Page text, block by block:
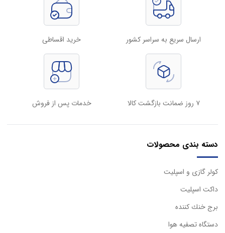
ارسال سریع به سراسر کشور خرید اقساطی
۷ روز ضمانت بازگشت کالا خدمات پس از فروش
دسته بندی محصولات
كولر گازی و اسپليت
داكت اسپليت
برج خنك كننده
دستگاه تصفيه هوا